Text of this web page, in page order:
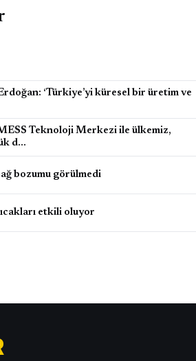
‘Türkiye’yi küresel bir üretim ve
Teknoloji Merkezi ile ülkemiz,
d…
bozumu görülmedi
etkili oluyor